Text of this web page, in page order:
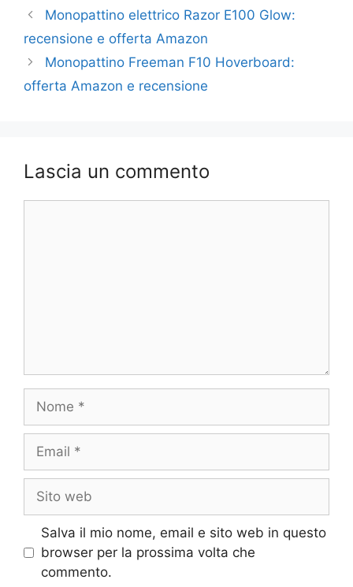
Monopattino elettrico Razor E100 Glow:
recensione e offerta Amazon
Monopattino Freeman F10 Hoverboard:
offerta Amazon e recensione
Lascia un commento
Nome
Email
Sito
web
Salva il mio nome, email e sito web in questo
browser per la prossima volta che
commento.